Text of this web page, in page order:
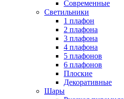
Современные
Светильники
1 плафон
2 плафона
3 плафона
4 плафона
5 плафонов
6 плафонов
Плоские
Декоративные
Шары